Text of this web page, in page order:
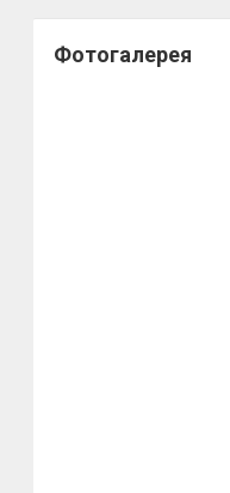
Фотогалерея